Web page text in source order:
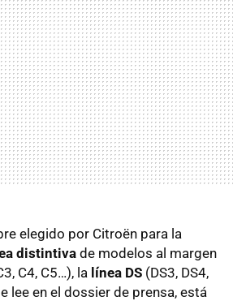
elegido por Citroën para la
distintivade modelos al margen
C4, C5…), la línea DS (DS3, DS4,
lee en el dossier de prensa, está